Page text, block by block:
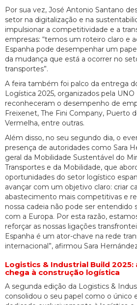
Por sua vez, José Antonio Santano
setor na digitalização e na
impulsionar a competitividade e a
empresas: “temos um roteiro claro e
Espanha pode desempenhar um
da mudança que está a ocorrer no
transportes”.
A feira também foi palco da entrega
Logística 2025, organizados pela
reconheceram o desempenho de
Freixenet, The Fini Company, Puerto
Vermelha, entre outras.
Além disso, no seu segundo dia, o
presença de autoridades como Sara
geral da Mobilidade Sustentável do
Transportes e da Mobilidade, que
oportunidades do setor logístico
avançar com um objetivo claro: criar
abastecimento mais competitivas e
nossa cadeia não pode ser entendido
com a Europa. Por esta razão,
reforçar as nossas ligações
Espanha é um ator-chave na rede
internacional”, afirmou Sara
Logistics & Industrial Build
chega à construção logística
A segunda edição da Logistics &
consolidou o seu papel como o único